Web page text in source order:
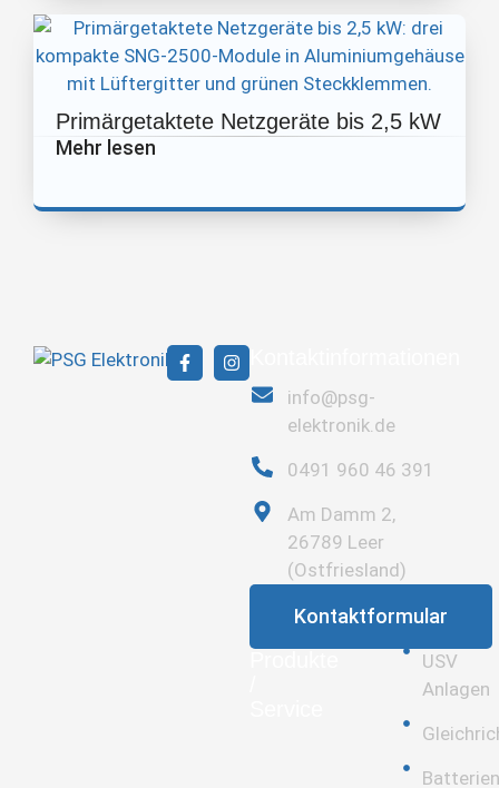
Primärgetaktete Netzgeräte bis 2,5 kW
Mehr lesen
info@psg-
elektronik.de
0491 960 46 391
Am Damm 2,
26789 Leer
(Ostfriesland)
Kontaktformular
USV
Anlagen
Batterien